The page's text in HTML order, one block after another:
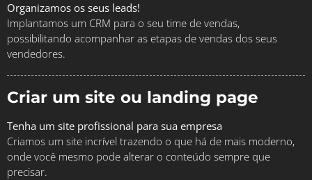
Organizamos os seus leads!
Implantamos um CRM para o seu time de vendas,
possibilitando acompanhar as etapas de vendas dos seus
vendedores.
Criar um site ou landing page
Tenha um site profissional para sua empresa
Criamos um site incrível trazendo o que há de mais moderno,
onde você mesmo pode alterar o conteúdo sempre que
precisar.